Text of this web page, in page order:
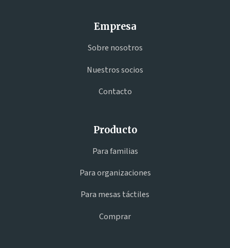
Empresa
Sobre nosotros
Nuestros socios
Contacto
Producto
Para familias
Para organizaciones
Para mesas táctiles
Comprar